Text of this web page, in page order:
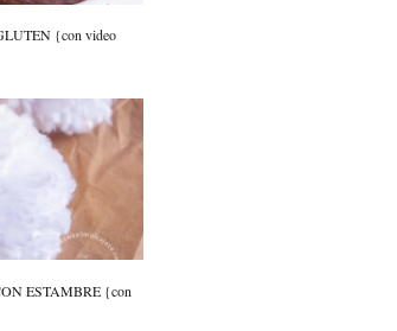
{con video
ESTAMBRE {con